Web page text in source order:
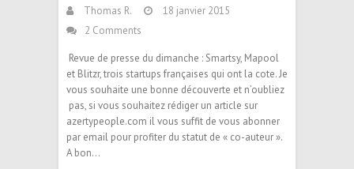
Thomas R.
18 janvier 2015
2 Comments
Revue de presse du dimanche : Smartsy, Mapool
et Blitzr, trois startups françaises qui ont la cote. Je
vous souhaite une bonne découverte et n’oubliez
pas, si vous souhaitez rédiger un article sur
azertypeople.com il vous suffit de vous abonner
par email pour profiter du statut de « co-auteur ».
A bon…